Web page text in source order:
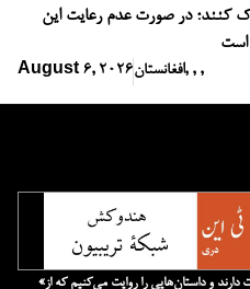
کنند؛ در صورت عدم رعایت این
است
August 6, 2026افغانستان, , ,
«ما صداهایی را بازتاب می‌دهیم که اهمیت دارند و داستان‌هایی را روایت می‌کنیم که از